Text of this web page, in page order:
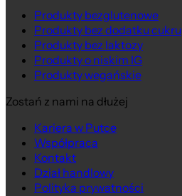
Produkty bezglutenowe
Produkty bez dodatku cukru
Produkty bez laktozy
Produkty o niskim IG
Produkty wegańskie
Zostań z nami na dłużej
Kariera w Putce
Współpraca
Kontakt
Dział handlowy
Polityka prywatności